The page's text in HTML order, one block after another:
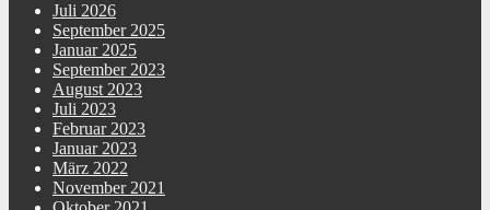
Juli 2026
September 2025
Januar 2025
September 2023
August 2023
Juli 2023
Februar 2023
Januar 2023
März 2022
November 2021